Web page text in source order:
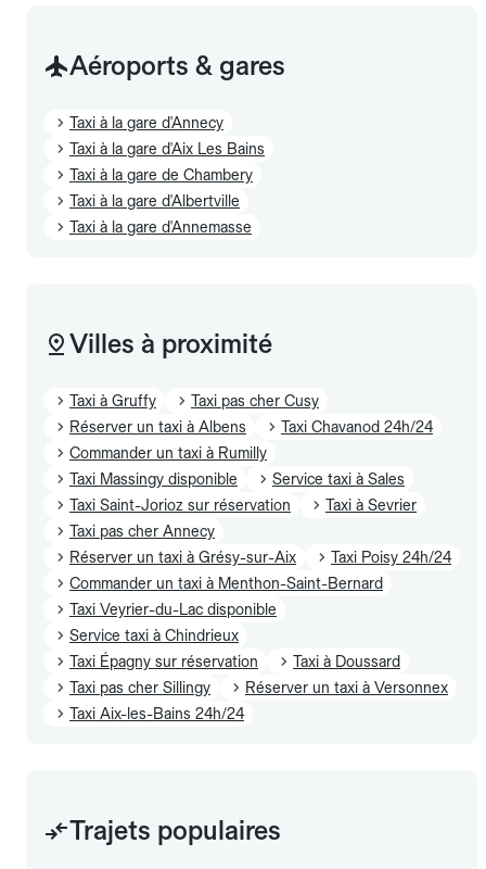
Aéroports & gares
Taxi à la gare d'Annecy
Taxi à la gare d'Aix Les Bains
Taxi à la gare de Chambery
Taxi à la gare d'Albertville
Taxi à la gare d'Annemasse
Villes à proximité
Taxi à Gruffy
Taxi pas cher Cusy
Réserver un taxi à Albens
Taxi Chavanod 24h/24
Commander un taxi à Rumilly
Taxi Massingy disponible
Service taxi à Sales
Taxi Saint-Jorioz sur réservation
Taxi à Sevrier
Taxi pas cher Annecy
Réserver un taxi à Grésy-sur-Aix
Taxi Poisy 24h/24
Commander un taxi à Menthon-Saint-Bernard
Taxi Veyrier-du-Lac disponible
Service taxi à Chindrieux
Taxi Épagny sur réservation
Taxi à Doussard
Taxi pas cher Sillingy
Réserver un taxi à Versonnex
Taxi Aix-les-Bains 24h/24
Trajets populaires